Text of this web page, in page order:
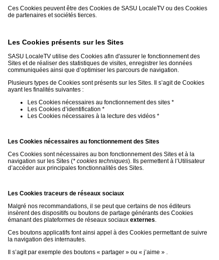
Ces Cookies peuvent être des Cookies de SASU LocaleTV ou des Cookies
de partenaires et sociétés tierces.
Les Cookies présents sur les Sites
SASU LocaleTV utilise des Cookies afin d'assurer le fonctionnement des
Sites et de réaliser des statistiques de visites, enregistrer les données
communiquées ainsi que d’optimiser les parcours de navigation.
Plusieurs types de Cookies sont présents sur les Sites. Il s’agit de Cookies
ayant les finalités suivantes :
Les Cookies nécessaires au fonctionnement des sites *
Les Cookies d’identification *
Les Cookies nécessaires à la lecture des vidéos *
Les Cookies nécessaires au fonctionnement des Sites
Ces Cookies sont nécessaires au bon fonctionnement des Sites et à la
navigation sur les Sites (* cookies techniques). Ils permettent à l’Utilisateur
d’accéder aux principales fonctionnalités des Sites.
Les Cookies traceurs de réseaux sociaux
Malgré nos recommandations, il se peut que certains de nos éditeurs
insèrent des dispositifs ou boutons de partage générants des Cookies
émanant des plateformes de réseaux sociaux externes.
Ces boutons applicatifs font ainsi appel à des Cookies permettant de suivre
la navigation des internautes.
Il s’agit par exemple des boutons « partager » ou « j’aime » .